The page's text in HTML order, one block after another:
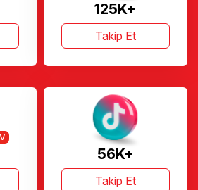
125K+
Takip Et
56K+
Takip Et